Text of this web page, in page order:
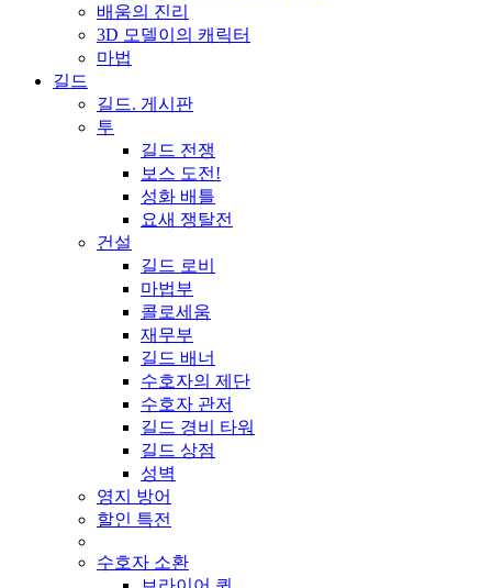
배움의 진리
3D 모델이의 캐릭터
마법
길드
길드. 게시판
투
길드 전쟁
보스 도전!
성화 배틀
요새 쟁탈전
건설
길드 로비
마법부
콜로세움
재무부
길드 배너
수호자의 제단
수호자 관저
길드 경비 타워
길드 상점
성벽
영지 방어
할인 특전
수호자 소환